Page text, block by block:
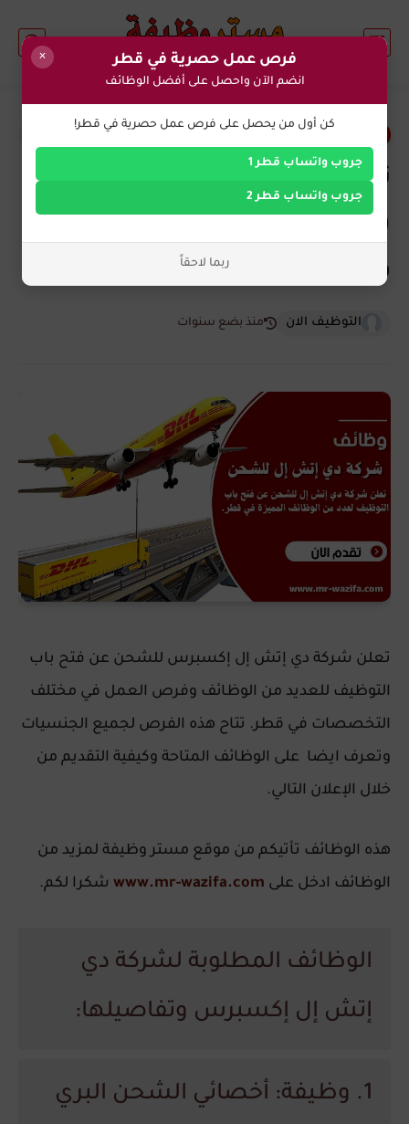
فرص عمل في قطر
تعلن شركة دي إتش إل للشحن
قطر
التوظيف الان منذ بضع سنوات
تعلن شركة دي إتش إل إكسبرس للشحن عن فتح باب
التوظيف للعديد من الوظائف وفرص العمل في مختلف
التخصصات في قطر. تتاح هذه الفرص لجميع الجنسيات
وتعرف ايضا على الوظائف المتاحة وكيفية التقديم من
خلال الإعلان التالي.
هذه الوظائف تأتيكم من موقع مستر وظيفة لمزيد من
الوظائف ادخل على www.mr-wazifa.com شكرا لكم.
الوظائف المطلوبة لشركة دي
إتش إل إكسبرس وتفاصيلها:
1. وظيفة: أخصائي الشحن البري
× فرص عمل حصرية في قطر
انضم الآن واحصل على أفضل الوظائف
كن أول من يحصل على فرص عمل حصرية في قطر!
جروب واتساب قطر 1
جروب واتساب قطر 2
ربما لاحقاً